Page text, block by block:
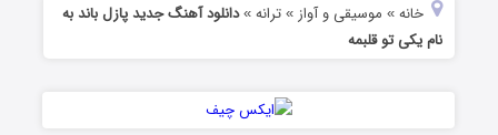
خانه » موسیقی و آواز »ترانه »دانلود آهنگ جدید پازل باند به
نام یکی تو قلبمه